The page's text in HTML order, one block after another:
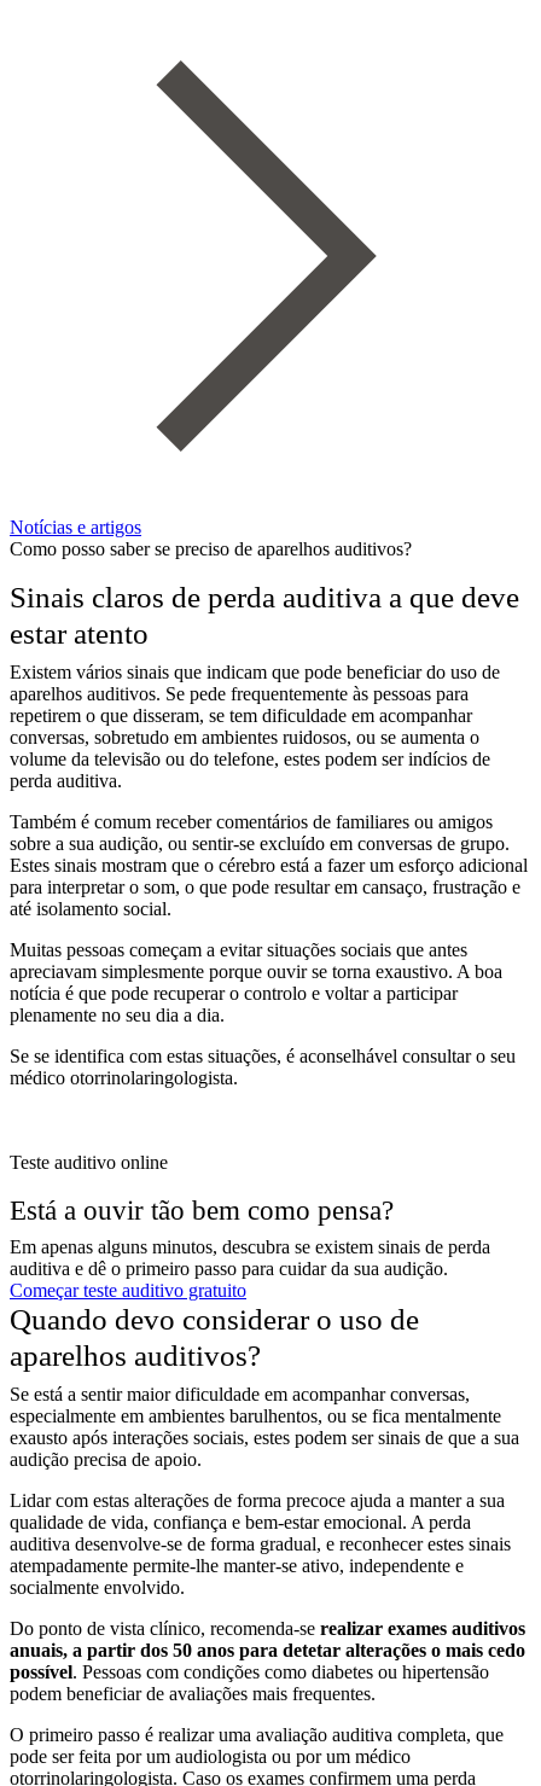
Notícias e artigos
Como posso saber se preciso de aparelhos auditivos?
Sinais claros de perda auditiva a que deve
estar atento
Existem vários sinais que indicam que pode beneficiar do uso de
aparelhos auditivos. Se pede frequentemente às pessoas para
repetirem o que disseram, se tem dificuldade em acompanhar
conversas, sobretudo em ambientes ruidosos, ou se aumenta o
volume da televisão ou do telefone, estes podem ser indícios de
perda auditiva.
Também é comum receber comentários de familiares ou amigos
sobre a sua audição, ou sentir-se excluído em conversas de grupo.
Estes sinais mostram que o cérebro está a fazer um esforço adicional
para interpretar o som, o que pode resultar em cansaço, frustração e
até isolamento social.
Muitas pessoas começam a evitar situações sociais que antes
apreciavam simplesmente porque ouvir se torna exaustivo. A boa
notícia é que pode recuperar o controlo e voltar a participar
plenamente no seu dia a dia.
Se se identifica com estas situações, é aconselhável consultar o seu
médico otorrinolaringologista.
Teste auditivo online
Está a ouvir tão bem como pensa?
Em apenas alguns minutos, descubra se existem sinais de perda
auditiva e dê o primeiro passo para cuidar da sua audição.
Começar teste auditivo gratuito
Quando devo considerar o uso de
aparelhos auditivos?
Se está a sentir maior dificuldade em acompanhar conversas,
especialmente em ambientes barulhentos, ou se fica mentalmente
exausto após interações sociais, estes podem ser sinais de que a sua
audição precisa de apoio.
Lidar com estas alterações de forma precoce ajuda a manter a sua
qualidade de vida, confiança e bem-estar emocional. A perda
auditiva desenvolve-se de forma gradual, e reconhecer estes sinais
atempadamente permite-lhe manter-se ativo, independente e
socialmente envolvido.
Do ponto de vista clínico, recomenda-se realizar exames auditivos
anuais, a partir dos 50 anos para detetar alterações o mais cedo
possível. Pessoas com condições como diabetes ou hipertensão
podem beneficiar de avaliações mais frequentes.
O primeiro passo é realizar uma avaliação auditiva completa, que
pode ser feita por um audiologista ou por um médico
otorrinolaringologista. Caso os exames confirmem uma perda